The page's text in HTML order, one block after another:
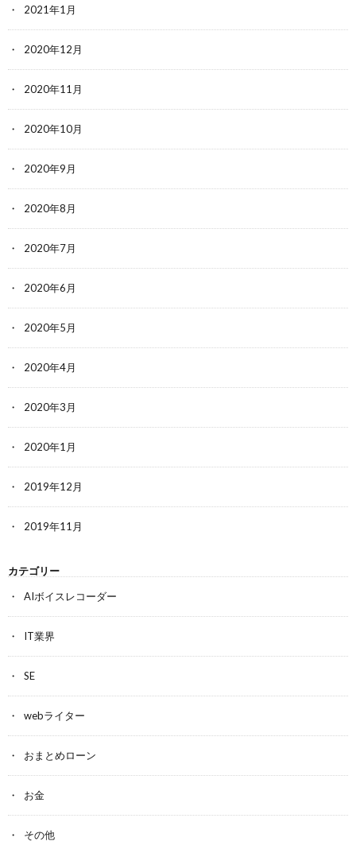
2021年1月
2020年12月
2020年11月
2020年10月
2020年9月
2020年8月
2020年7月
2020年6月
2020年5月
2020年4月
2020年3月
2020年1月
2019年12月
2019年11月
カテゴリー
AIボイスレコーダー
IT業界
SE
webライター
おまとめローン
お金
その他